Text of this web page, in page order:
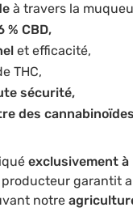
à travers la
% CBD,
et efficacité,
THC,
sécurité,
des cannabinoïdes
exclusivement à
garantit
notre